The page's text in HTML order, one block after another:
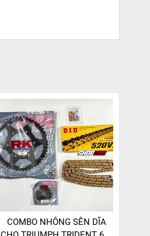
COMBO NHÔNG SÊN DĨA